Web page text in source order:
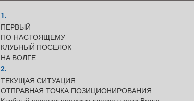
1.
ПЕРВЫЙ
ПО-НАСТОЯЩЕМУ
КЛУБНЫЙ ПОСЕЛОК
НА ВОЛГЕ
2.
ТЕКУЩАЯ СИТУАЦИЯ
ОТПРАВНАЯ ТОЧКА ПОЗИЦИОНИРОВАНИЯ